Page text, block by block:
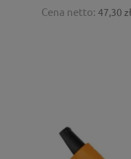
Cena netto: 47,30 zł